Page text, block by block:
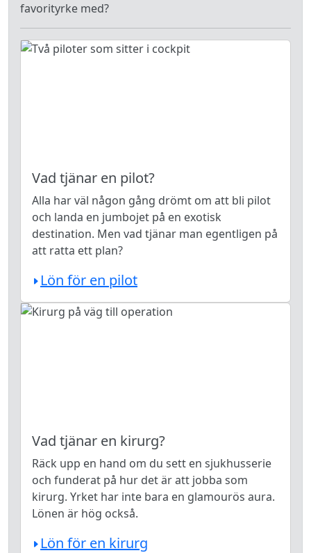
favorityrke med?
Vad tjänar en pilot?
Alla har väl någon gång drömt om att bli pilot
och landa en jumbojet på en exotisk
destination. Men vad tjänar man egentligen på
att ratta ett plan?
Lön för en pilot
Vad tjänar en kirurg?
Räck upp en hand om du sett en sjukhusserie
och funderat på hur det är att jobba som
kirurg. Yrket har inte bara en glamourös aura.
Lönen är hög också.
Lön för en kirurg